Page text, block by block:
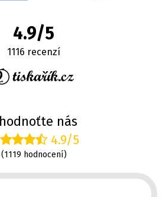
4.9/5
1116 recenzí
nás
4.9/5
(1119 hodnocení)